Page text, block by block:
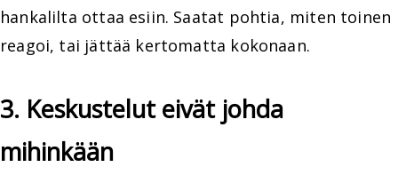
hankalilta ottaa esiin. Saatat pohtia, miten toinen
reagoi, tai jättää kertomatta kokonaan.
3. Keskustelut eivät johda
mihinkään